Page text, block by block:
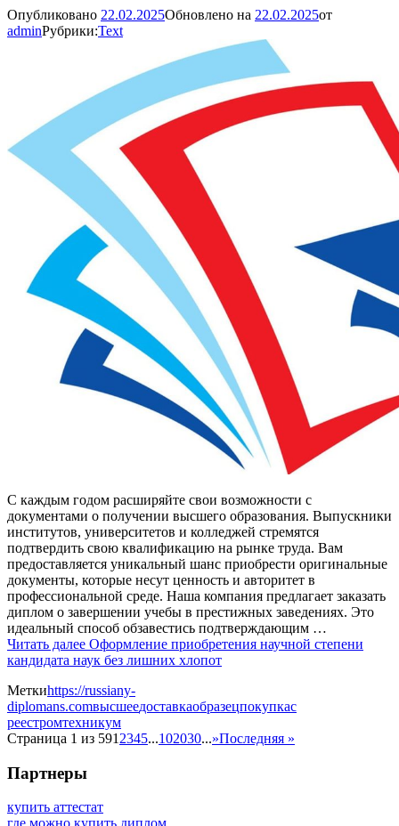
Опубликовано 22.02.2025Обновлено на 22.02.2025от
adminРубрики:Text
С каждым годом расширяйте свои возможности с
документами о получении высшего образования. Выпускники
институтов, университетов и колледжей стремятся
подтвердить свою квалификацию на рынке труда. Вам
предоставляется уникальный шанс приобрести оригинальные
документы, которые несут ценность и авторитет в
профессиональной среде. Наша компания предлагает заказать
диплом о завершении учебы в престижных заведениях. Это
идеальный способ обзавестись подтверждающим …
Читать далее Оформление приобретения научной степени
кандидата наук без лишних хлопот
Меткиhttps://russiany-
diplomans.comвысшеедоставкаобразецпокупкас
реестромтехникум
Страница 1 из 591 2345...102030...»Последняя »
Партнеры
купить аттестат